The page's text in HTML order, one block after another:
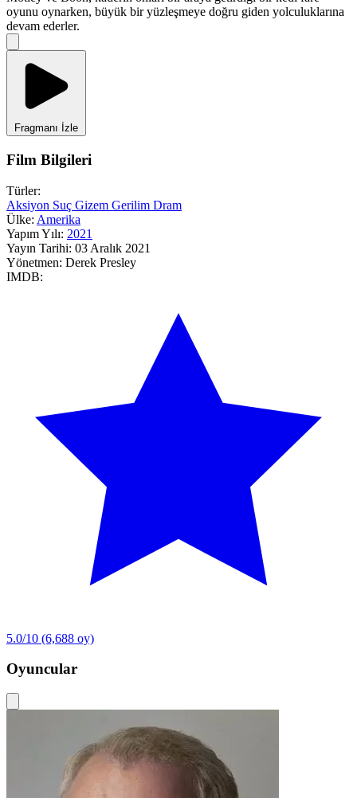
oyunu oynarken, büyük bir yüzleşmeye doğru giden yolculuklarına
devam ederler.
Fragmanı İzle
Film Bilgileri
Türler:
Aksiyon Suç Gizem Gerilim Dram
Ülke: Amerika
Yapım Yılı: 2021
Yayın Tarihi: 03 Aralık 2021
Yönetmen: Derek Presley
IMDB:
5.0/10 (6,688 oy)
Oyuncular